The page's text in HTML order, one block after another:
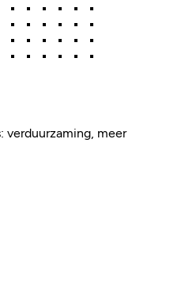
verduurzaming, meer